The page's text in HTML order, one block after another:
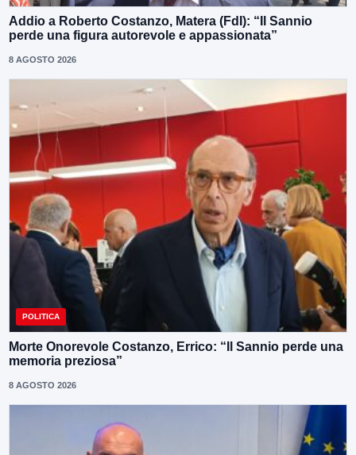
Addio a Roberto Costanzo, Matera (FdI): “Il Sannio
perde una figura autorevole e appassionata”
8 AGOSTO 2026
POLITICA
Morte Onorevole Costanzo, Errico: “Il Sannio perde una
memoria preziosa”
8 AGOSTO 2026